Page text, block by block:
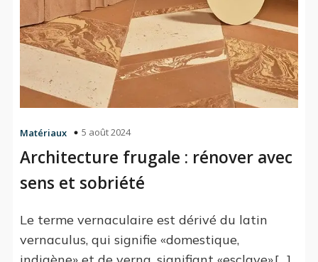
Matériaux 5 août 2024
Architecture frugale : rénover avec
sens et sobriété
Le terme vernaculaire est dérivé du latin
vernaculus, qui signifie «domestique,